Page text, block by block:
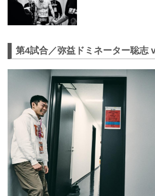
第4試合／弥益ドミネーター聡志